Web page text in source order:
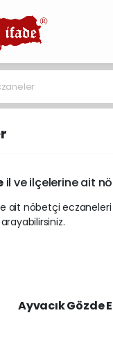
il ve ilçelerine ait
ait nöbetçi
Ayvacık Gözde